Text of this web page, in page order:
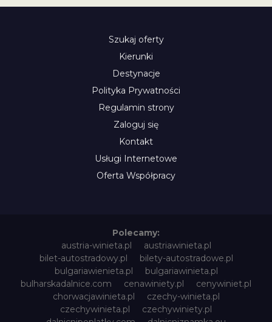
Szukaj oferty
Kierunki
Destynacje
Polityka Prywatności
Regulamin strony
Zaloguj się
Kontakt
Usługi Internetowe
Oferta Współpracy
Polecamy:
austria-winieta.pl
austriawinieta.pl
bilet-autostradowy.pl
bilety-autostradowe.pl
bulgariawienieta.pl
bulgariawinieta.pl
bulharskadalnice.com
cenawiniety.pl
cenywiniet.pl
chorwacjawinieta.pl
czechy-winieta.pl
czechywinieta.pl
czechywiniety.pl